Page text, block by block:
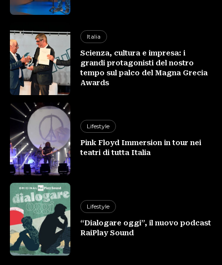
Italia
Scienza, cultura e impresa: i
grandi protagonisti del nostro
tempo sul palco del Magna Grecia
Awards
Lifestyle
Pink Floyd Immersion in tour nei
teatri di tutta Italia
Lifestyle
“Dialogare oggi”, il nuovo podcast
RaiPlay Sound